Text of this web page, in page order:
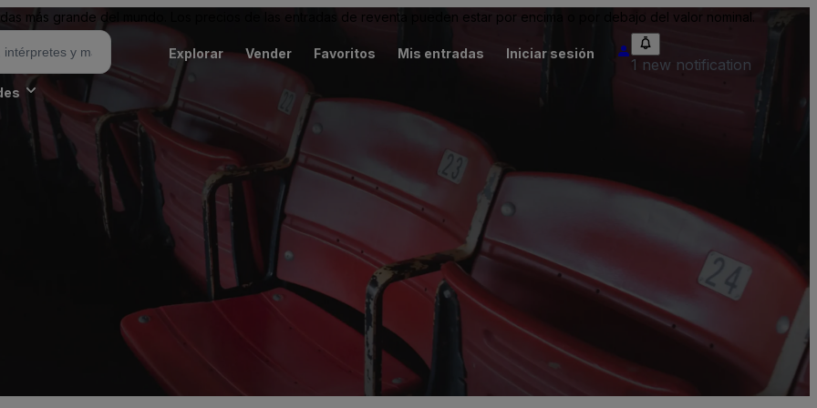
más grande del mundo. Los precios de las entradas de reventa pueden estar por encima o por debajo del valor nominal.
Explorar Vender Favoritos Mis entradas Iniciar sesión
1 new notification